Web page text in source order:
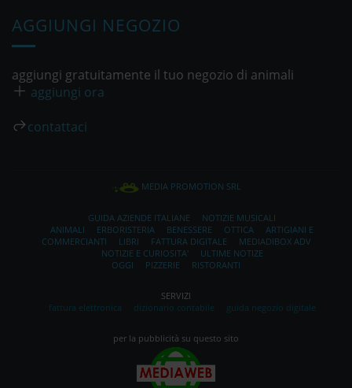
AGGIUNGI NEGOZIO
aggiungi gratuitamente il tuo negozio di animali
aggiungi ora
contattaci
MEDIA PROMOTION SRL
GUIDA AZIENDE ITALIANE
NOTIZIE MUSICALI
ANIMALI
ERBORISTERIA BENESSERE OTTICA
ARTIGIANI E
COMMERCIANTI
LIBRI FATTURA DIGITALE
MEDIADIBOX ADV
NOTIZIE E CURIOSITA'
ULTIME NOTIZE
OGGI
PIZZERIE RISTORANTI
SERVIZI
fattura elettronica
dizionario contabile guida negozio digitale
per la pubblicità su questo sito